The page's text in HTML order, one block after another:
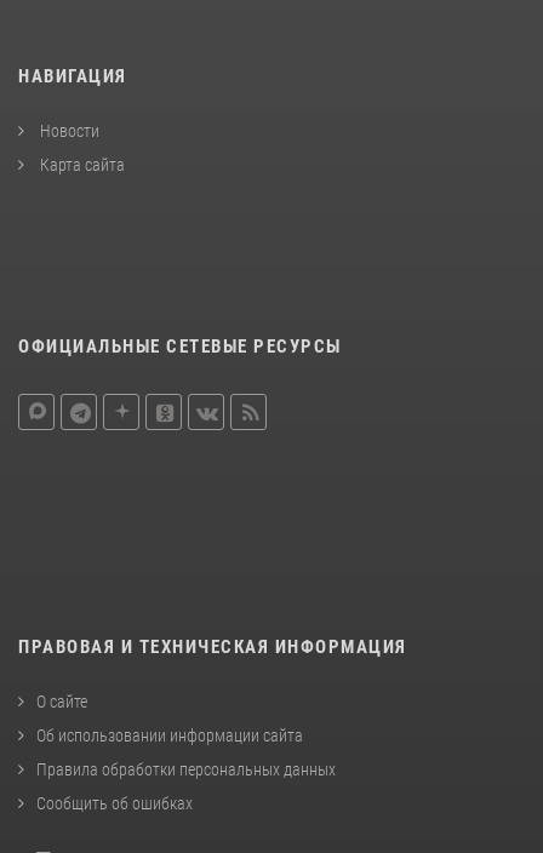
НАВИГАЦИЯ
Новости
Карта сайта
ОФИЦИАЛЬНЫЕ СЕТЕВЫЕ РЕСУРСЫ
ПРАВОВАЯ И ТЕХНИЧЕСКАЯ ИНФОРМАЦИЯ
О сайте
Об использовании информации сайта
Правила обработки персональных данных
Сообщить об ошибках